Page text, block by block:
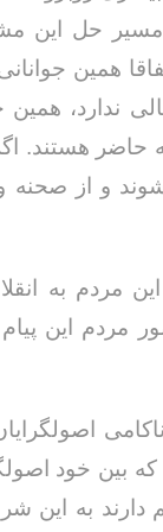
مسیر حل این
همین
ندارد، همین
حاضر هستند.
شوند و از
مردم به
مردم این
بین خود
دارند به این
ای از